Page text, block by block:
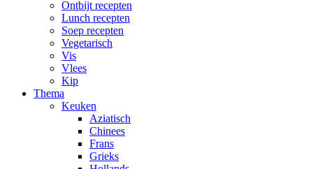
Ontbijt recepten
Lunch recepten
Soep recepten
Vegetarisch
Vis
Vlees
Kip
Thema
Keuken
Aziatisch
Chinees
Frans
Grieks